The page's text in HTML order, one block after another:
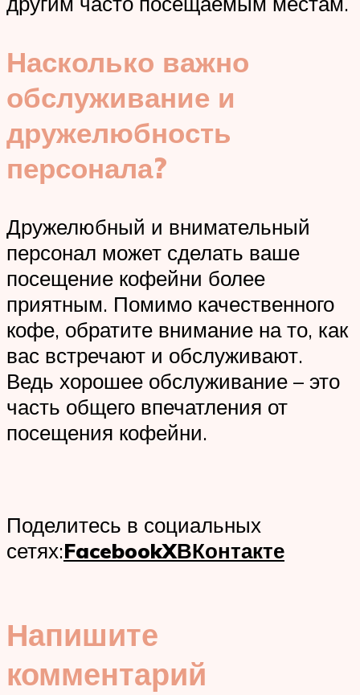
Насколько важно
обслуживание и
дружелюбность
персонала?
Дружелюбный и внимательный
персонал может сделать ваше
посещение кофейни более
приятным. Помимо качественного
кофе, обратите внимание на то, как
вас встречают и обслуживают.
Ведь хорошее обслуживание – это
часть общего впечатления от
посещения кофейни.
Поделитесь в социальных
сетях:FacebookXВКонтакте
Напишите
комментарий